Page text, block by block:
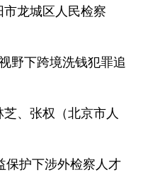
龙城区人民检察
下跨境洗钱犯罪追
、张权（北京市人
护下涉外检察人才